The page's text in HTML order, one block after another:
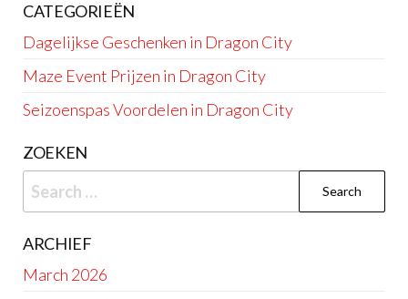
CATEGORIEËN
Dagelijkse Geschenken in Dragon City
Maze Event Prijzen in Dragon City
Seizoenspas Voordelen in Dragon City
ZOEKEN
Search
for:
ARCHIEF
March 2026